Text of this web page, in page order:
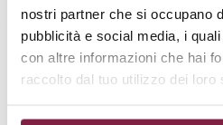
nostri partner che si occupano
pubblicità e social media, i
con altre informazioni che hai
raccolto dal tuo utilizzo dei loro
Management e Consulenza
Laurea